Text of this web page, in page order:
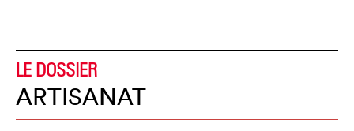
LE DOSSIER
ARTISANAT